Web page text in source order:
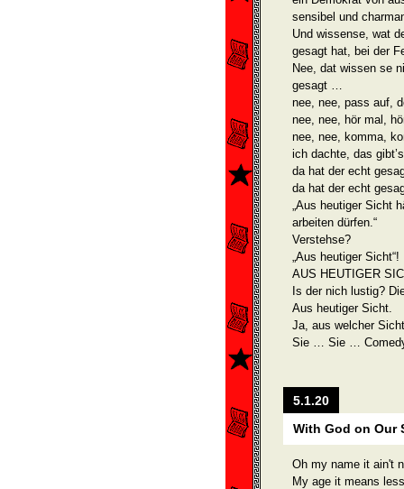
sensibel und
Und wissense, wat
gesagt hat, bei der
Nee, dat wissen se
gesagt …
nee, nee, pass auf,
nee, nee, hör mal,
nee, nee, komma,
ich dachte, das
da hat der echt
da hat der echt
„Aus heutiger Sicht
arbeiten dürfen.“
Verstehse?
„Aus heutiger
AUS HEUTIGER
Is der nich lustig?
Aus heutiger Sicht.
Ja, aus welcher
Sie … Sie …
5.1.20
With God on Our
Oh my name it ain't
My age it means less